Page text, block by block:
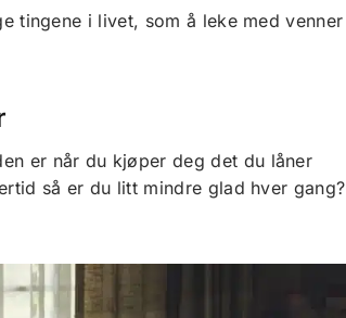
tingene i livet, som å leke med venner
er når du kjøper deg det du låner
så er du litt mindre glad hver gang?